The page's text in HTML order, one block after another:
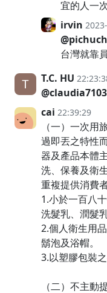
宜的人一
irvin
台灣就靠
T.C. HU
cai 22:39:29
（一）一次用
過即丟之特性
器及產品本體
洗、保養及衛
重複提供消費
1.小於一百八
洗髮乳、潤髮
2.個人衛生用
鬍泡及浴帽。
3.以塑膠包裝
（二）不主動